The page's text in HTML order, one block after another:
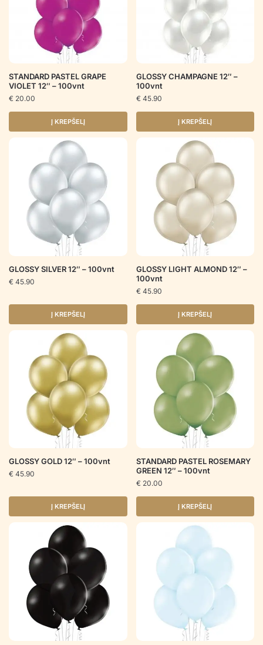
STANDARD PASTEL GRAPE
VIOLET 12″ – 100vnt
€ 20.00
Į KREPŠELĮ
GLOSSY CHAMPAGNE 12″ –
100vnt
€ 45.90
Į KREPŠELĮ
GLOSSY SILVER 12″ – 100vnt
€ 45.90
Į KREPŠELĮ
GLOSSY LIGHT ALMOND 12″ –
100vnt
€ 45.90
Į KREPŠELĮ
GLOSSY GOLD 12″ – 100vnt
€ 45.90
Į KREPŠELĮ
STANDARD PASTEL ROSEMARY
GREEN 12″ – 100vnt
€ 20.00
Į KREPŠELĮ